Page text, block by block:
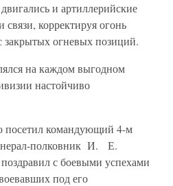
и артиллерийские
связи, корректируя огонь
за­крытых огневых позиций.
на каждом выгодном
настойчиво
посетил командующий 4-м
полковник И. Е.
с боевыми успехами
под его